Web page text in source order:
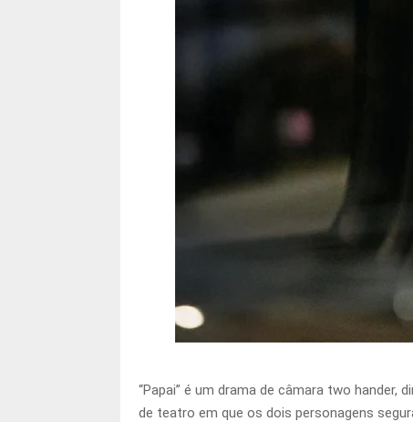
“Papai” é um drama de câmara two hander,
de teatro em que os dois personagens